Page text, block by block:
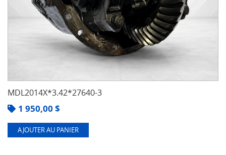
MDL2014X*3.42*27640-3
1 950,00 $
AJOUTER AU PANIER